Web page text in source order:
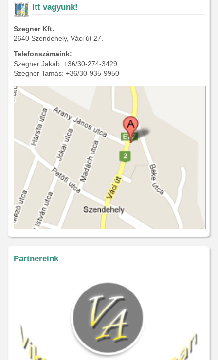
Itt vagyunk!
Szegner Kft.
2640 Szendehely, Váci út 27.
Telefonszámaink:
Szegner Jakab: +36/30-274-3429
Szegner Tamás: +36/30-935-9950
Partnereink